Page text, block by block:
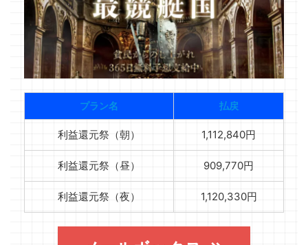
プラン名 払戻
利益還元祭（朝） 1,112,840円
利益還元祭（昼） 909,770円
利益還元祭（夜） 1,120,330円